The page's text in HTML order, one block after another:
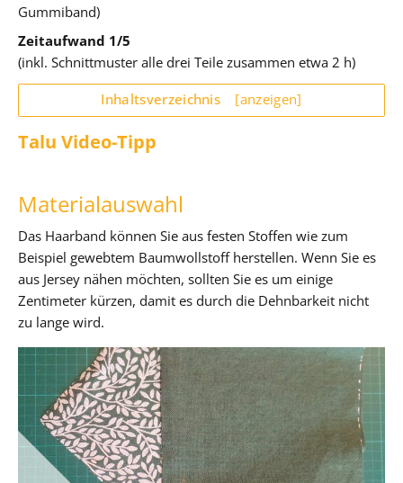
Gummiband)
Zeitaufwand 1/5
(inkl. Schnittmuster alle drei Teile zusammen etwa 2 h)
Inhaltsverzeichnis [anzeigen]
Talu Video-Tipp
Materialauswahl
Das Haarband können Sie aus festen Stoffen wie zum
Beispiel gewebtem Baumwollstoff herstellen. Wenn Sie es
aus Jersey nähen möchten, sollten Sie es um einige
Zentimeter kürzen, damit es durch die Dehnbarkeit nicht
zu lange wird.